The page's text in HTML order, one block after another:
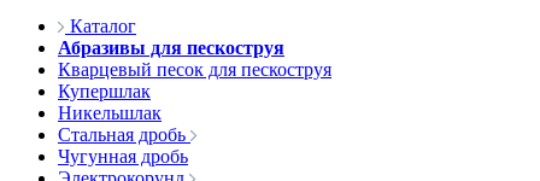
Каталог
Абразивы для пескоструя
Кварцевый песок для пескоструя
Купершлак
Никельшлак
Стальная дробь
Чугунная дробь